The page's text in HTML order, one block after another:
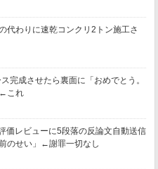
代わりに速乾コンクリ2トン施工さ
完成させたら裏面に「おめでとう。
←これ
価レビューに5段落の反論文自動送信
のせい」←謝罪一切なし